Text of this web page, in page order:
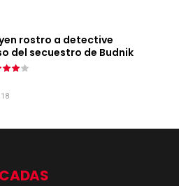
rostro a detective
del secuestro de Budnik